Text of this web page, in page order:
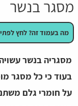
מסגר בנשר
מה בעמוד זה? לחץ
מסגריה בנשר
בעוד כי כל מסגר
על חומרי גלם